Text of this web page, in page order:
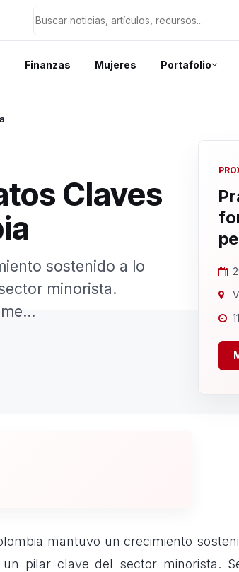
Finanzas Mujeres Portafolio
Claves
sostenido a lo
minorista.
mantuvo un crecimiento
un pilar clave del sector minorista.